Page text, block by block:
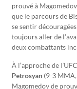
prouvé à
que le parcours de
se sentir
toujours aller de
deux combattants
À l’approche de
Petrosyan (9-3
Magomedov de